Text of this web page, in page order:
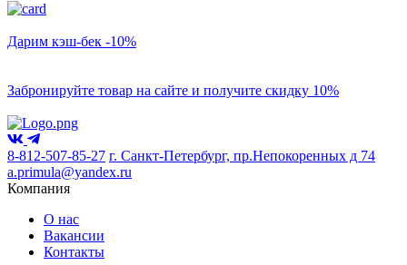
Дарим кэш-бек -10%
Забронируйте товар на сайте и получите скидку 10%
8-812-507-85-27 г. Санкт-Петербург, пр.Непокоренных д 74
a.primula@yandex.ru
Компания
О нас
Вакансии
Контакты